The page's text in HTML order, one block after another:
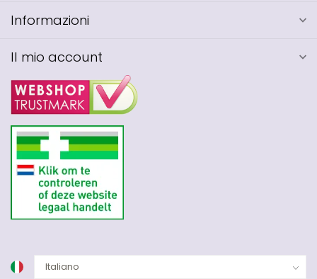
Informazioni
Il mio account